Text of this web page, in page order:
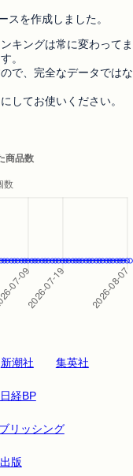
スを作成しました。
キングは常に変わってま
。
で、完全なデータではな
してお使いください。
新潮社 集英社
日経BP
リッシング
版